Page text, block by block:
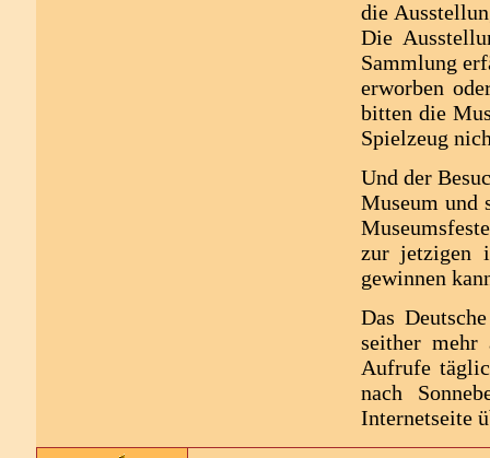
die
Die
Sammlung
erworben
bitten die
Spielzeug
Und der
Museum und
zur jetzigen
gewinnen
Das
seither mehr
Aufrufe
nach
Internetseite